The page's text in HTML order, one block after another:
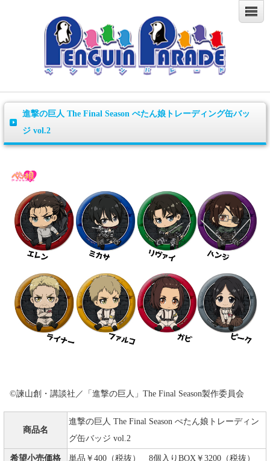
進撃の巨人 The Final Season ぺたん娘トレーディング缶バッ
ジ vol.2
©諫山創・講談社／「進撃の巨人」The Final Season製作委員会
商品名
進撃の巨人 The Final Season ぺたん娘トレーディン
グ缶バッジ vol.2
希望小売価格 単品￥400（税抜） 8個入りBOX￥3200（税抜）